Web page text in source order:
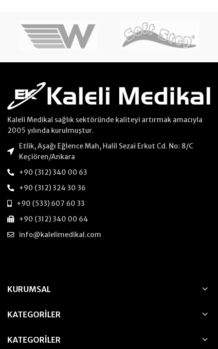
Kaleli Medikal sağlık sektöründe kaliteyi artırmak amacıyla
2005 yılında kurulmuştur.
Etlik, Aşağı Eğlence Mah, Halil Sezai Erkut Cd. No: 8/C
Keçiören/Ankara
+90 (312) 340 00 63
+90 (312) 324 30 36
+90 (533) 607 60 33
+90 (312) 340 00 64
info@kalelimedikal.com
KURUMSAL
KATEGORILER
KATEGORILER